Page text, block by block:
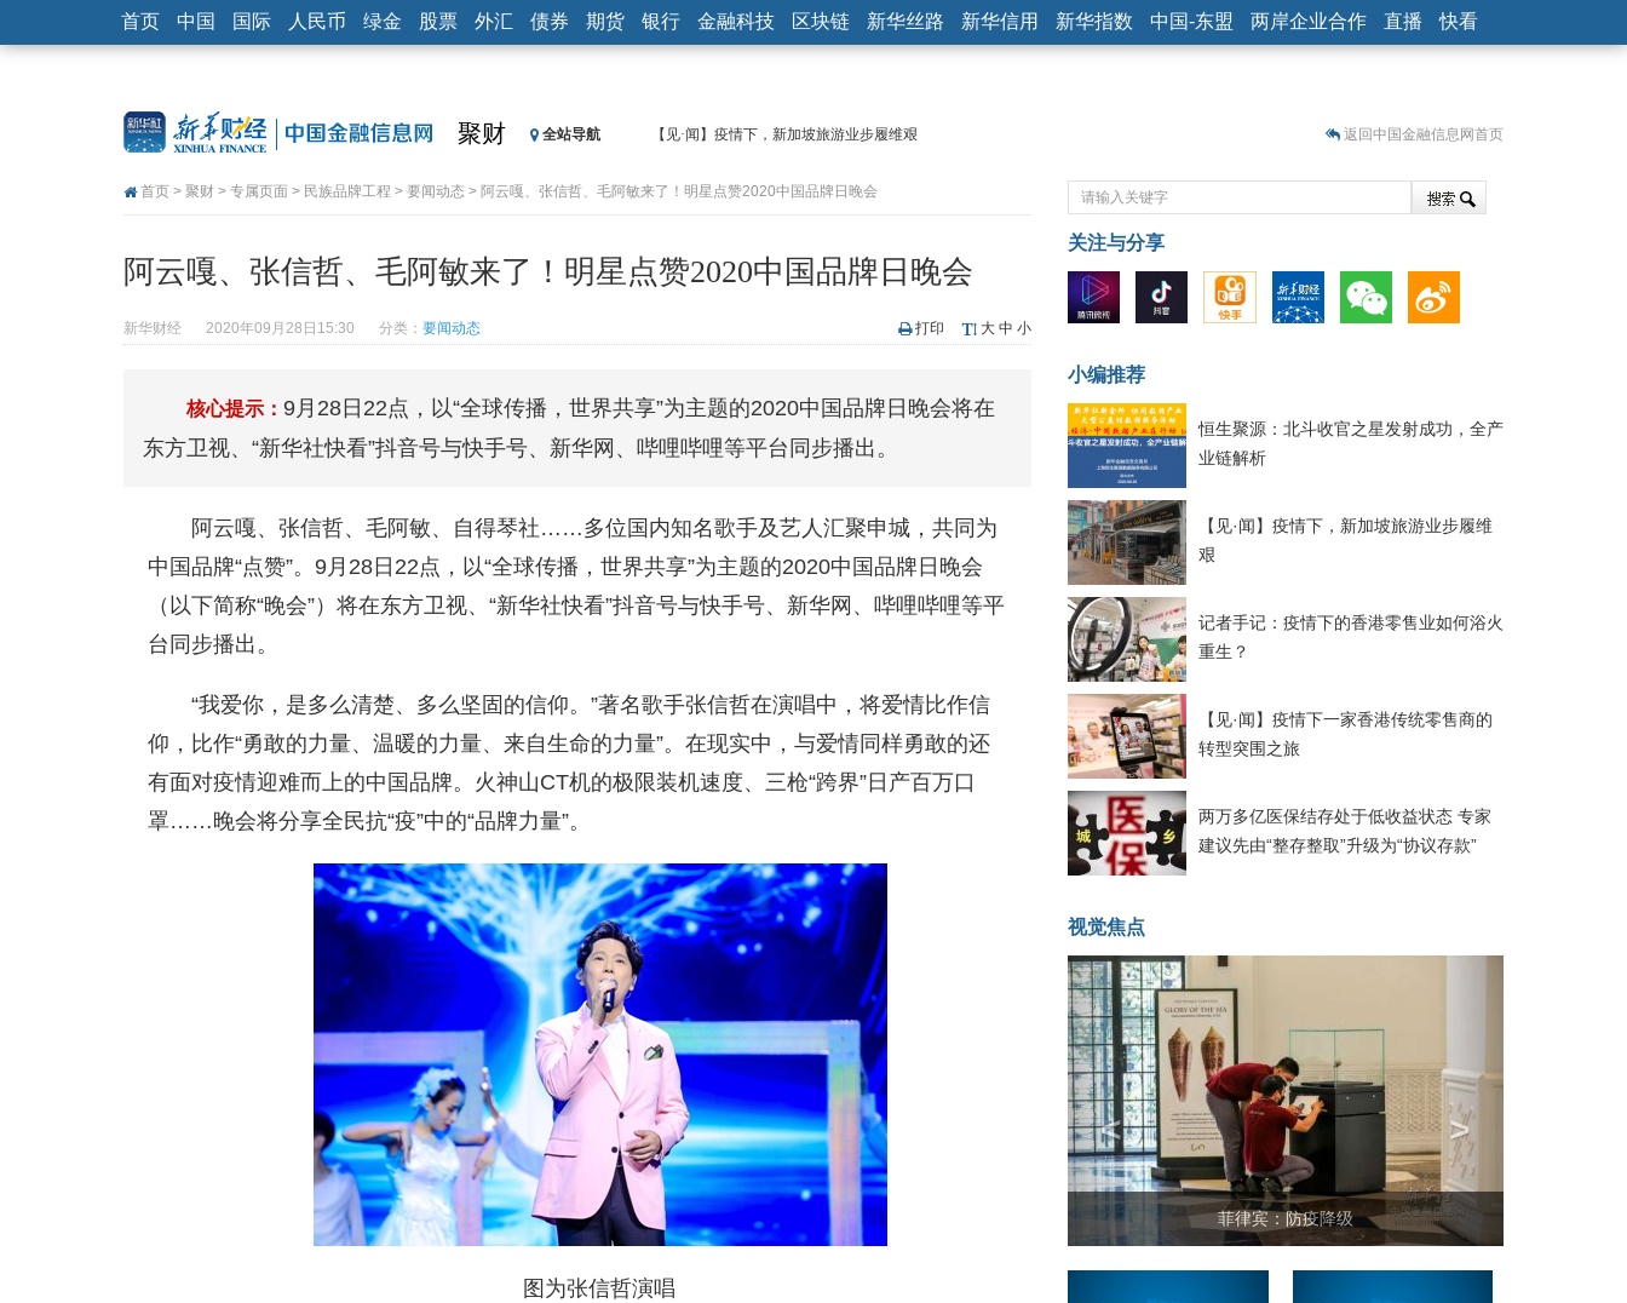
首页 中国 国际 人民币 绿金 股票 外汇 债券 期货 银行 金融科技 区块链 新华丝路 新华信用 新华指数 中国-东盟 两岸企业合作 直播 快看
聚财 全站导航
【见·闻】疫情下，新加坡旅游业步履维艰
【见·闻】疫情下一家香港传统零售商的转型突围之旅
济安金信：中国基金市场数据分析周报（2020. 07.27—2020.07.31）
【新华财经调查】同业存单、结构性存款玩起“跷跷板” 结构性失衡藏
在“隐秘的角落”
央行公开市场净投放300亿元 短端资金利率明显下行
基本面及股市双轮冲击 债市回调十年期债表现最弱
济安金信：中国基金市场数据分析周报（2020. 08.17—2020.08.21）
返回中国金融信息网首页
首页 > 聚财 > 专属页面 > 民族品牌工程 > 要闻动态 > 阿云嘎、张信哲、毛阿敏来了！明星点赞2020中国品牌日晚会
阿云嘎、张信哲、毛阿敏来了！明星点赞2020中国品牌日晚会
新华财经 2020年09月28日15:30 分类： 要闻动态 打印 大 中 小
核心提示： 9月28日22点，以“全球传播，世界共享”为主题的2020中国品牌日晚会将在
东方卫视、“新华社快看”抖音号与快手号、新华网、哔哩哔哩等平台同步播出。
阿云嘎、张信哲、毛阿敏、自得琴社……多位国内知名歌手及艺人汇聚申城，共同为
中国品牌“点赞”。9月28日22点，以“全球传播，世界共享”为主题的2020中国品牌日晚会
（以下简称“晚会”）将在东方卫视、“新华社快看”抖音号与快手号、新华网、哔哩哔哩等平
台同步播出。
“我爱你，是多么清楚、多么坚固的信仰。”著名歌手张信哲在演唱中，将爱情比作信
仰，比作“勇敢的力量、温暖的力量、来自生命的力量”。在现实中，与爱情同样勇敢的还
有面对疫情迎难而上的中国品牌。火神山CT机的极限装机速度、三枪“跨界”日产百万口
罩……晚会将分享全民抗“疫”中的“品牌力量”。
图为张信哲演唱
关注与分享
小编推荐
恒生聚源：北斗收官之星发射成功，全产
业链解析
【见·闻】疫情下，新加坡旅游业步履维
艰
记者手记：疫情下的香港零售业如何浴火
重生？
【见·闻】疫情下一家香港传统零售商的
转型突围之旅
两万多亿医保结存处于低收益状态 专家
建议先由“整存整取”升级为“协议存款”
视觉焦点
坐上火车看老挝
< >